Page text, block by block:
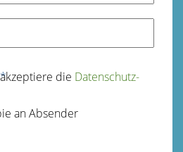
* die Datenschutz­
an Absender